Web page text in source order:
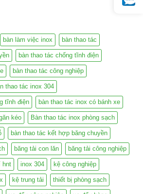
bàn làm việc inox bàn thao tác
bàn thao tác chống tĩnh điện
bàn thao tác công nghiệp
thao tác inox 304
tĩnh điện bàn thao tác inox có bánh xe
kéo Bàn thao tác inox phòng sạch
bàn thao tác kết hợp băng chuyền
băng tải con lăn băng tải công nghiệp
hnt inox 304 kệ công nghiệp
kệ trung tải thiết bị phòng sạch